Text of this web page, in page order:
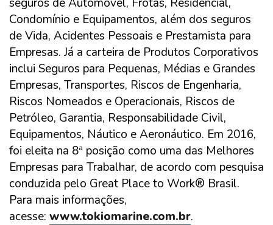
Condomínio e Equipamentos, além dos seguros
de Vida, Acidentes Pessoais e Prestamista para
Empresas. Já a carteira de Produtos Corporativos
inclui Seguros para Pequenas, Médias e Grandes
Empresas, Transportes, Riscos de Engenharia,
Riscos Nomeados e Operacionais, Riscos de
Petróleo, Garantia, Responsabilidade Civil,
Equipamentos, Náutico e Aeronáutico. Em 2016,
foi eleita na 8ª posição como uma das Melhores
Empresas para Trabalhar, de acordo com pesquisa
conduzida pelo Great Place to Work® Brasil.
Para mais informações,
acesse: www.tokiomarine.com.br.